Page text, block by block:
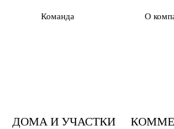
Команда О
ДОМА И УЧАСТКИ